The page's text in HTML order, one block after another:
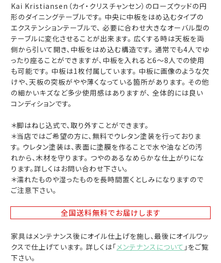
Kai Kristiansen（カイ・クリスチャンセン）のローズウッドの円
形のダイニングテーブルです。 中央に中板をはめ込むタイプの
エクステンションテーブルで、 必要に合わせ大きなオーバル型の
テーブルに変化させることが出来ます。 広くする時は天板を両
側から引いて開き、中板をはめ込む構造です。 通常でも4人でゆ
ったり座ることができますが、中板を入れると6～8人での使用
も可能です。 中板は1枚付属しています。 中板に画像のような欠
けや、天板の突板がやや薄くなっている箇所があります。 その他
の細かいキズなど多少使用感はありますが、 全体的には良い
コンディションです。
＊脚はねじ込式で、取り外すことができます。
＊当店ではご希望の方に、無料でウレタン塗装を行っておりま
す。 ウレタン塗装は、表面に塗膜を作ることで水や油などの汚
れから、木材を守ります。 つやのあるなめらかな仕上がりにな
ります。詳しくはお問い合わせ下さい。
＊濡れたものや湿ったものを長時間置くとしみになりますので
ご注意下さい。
全国送料無料でお届けします
家具はメンテナンス後にオイル仕上げを施し、最後にオイルワッ
クスで仕上げています。 詳しくは「メンテナンスについて 」をご覧
下さい。